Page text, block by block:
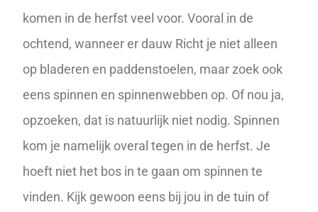
komen in de herfst veel voor. Vooral in de
ochtend, wanneer er dauw Richt je niet alleen
op bladeren en paddenstoelen, maar zoek ook
eens spinnen en spinnenwebben op. Of nou ja,
opzoeken, dat is natuurlijk niet nodig. Spinnen
kom je namelijk overal tegen in de herfst. Je
hoeft niet het bos in te gaan om spinnen te
vinden. Kijk gewoon eens bij jou in de tuin of